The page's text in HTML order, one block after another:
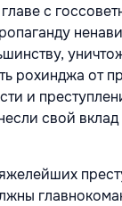
с
рохинджа от
и
свой вклад